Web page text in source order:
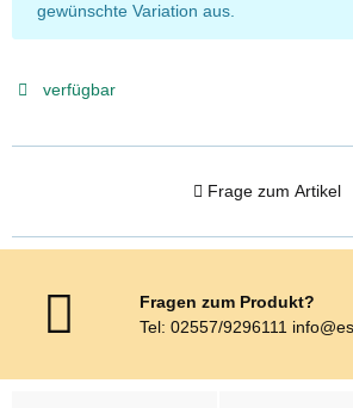
gewünschte Variation aus.
verfügbar
Frage zum Artikel
Fragen zum Produkt?
Tel: 02557/9296111